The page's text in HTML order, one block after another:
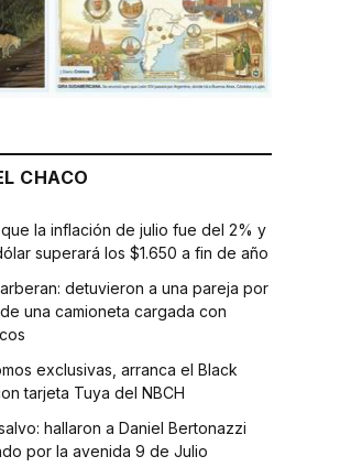
CHACO
que la inflación de julio fue del 2% y
superará los $1.650 a fin de año
detuvieron a una pareja por
una camioneta cargada con
exclusivas, arranca el Black
tarjeta Tuya del NBCH
hallaron a Daniel Bertonazzi
por la avenida 9 de Julio